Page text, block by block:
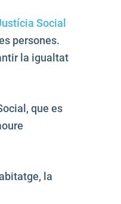
Social
persones.
la igualtat
que es
la